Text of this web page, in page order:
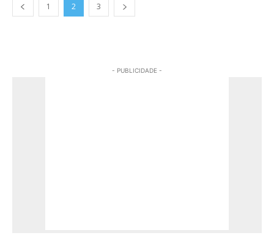
1 2 3
- PUBLICIDADE -